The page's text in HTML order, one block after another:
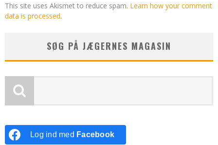
This site uses Akismet to reduce spam. Learn how your comment
data is processed.
SØG PÅ JÆGERNES MAGASIN
Log ind med Facebook